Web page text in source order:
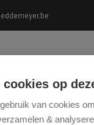
cookies op
van cookies
&